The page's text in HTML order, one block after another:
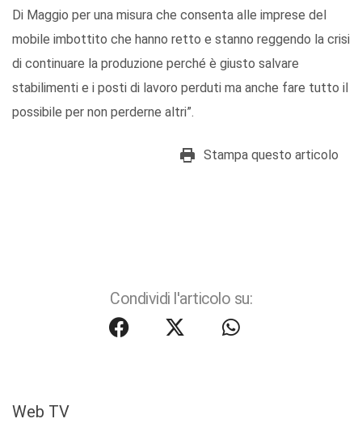
Di Maggio per una misura che consenta alle imprese del
mobile imbottito che hanno retto e stanno reggendo la crisi
di continuare la produzione perché è giusto salvare
stabilimenti e i posti di lavoro perduti ma anche fare tutto il
possibile per non perderne altri”.
Stampa questo articolo
Condividi l'articolo su:
Web TV